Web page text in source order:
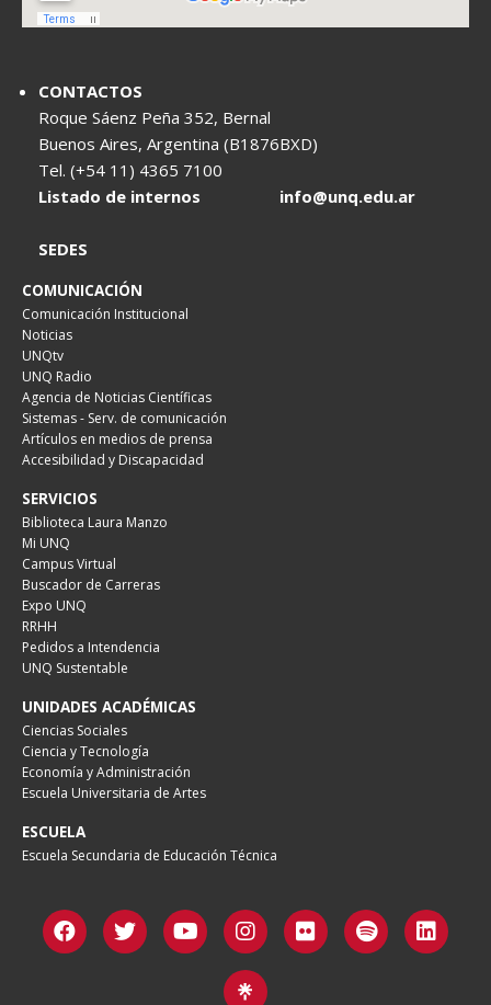
CONTACTOS
Roque Sáenz Peña 352, Bernal
Buenos Aires, Argentina (B1876BXD)
Tel. (+54 11) 4365 7100
Listado de internos
info@unq.edu.ar
SEDES
COMUNICACIÓN
Comunicación Institucional
Noticias
UNQtv
UNQ Radio
Agencia de Noticias Científicas
Sistemas - Serv. de comunicación
Artículos en medios de prensa
Accesibilidad y Discapacidad
SERVICIOS
Biblioteca Laura Manzo
Mi UNQ
Campus Virtual
Buscador de Carreras
Expo UNQ
RRHH
Pedidos a Intendencia
UNQ Sustentable
UNIDADES ACADÉMICAS
Ciencias Sociales
Ciencia y Tecnología
Economía y Administración
Escuela Universitaria de Artes
ESCUELA
Escuela Secundaria de Educación Técnica